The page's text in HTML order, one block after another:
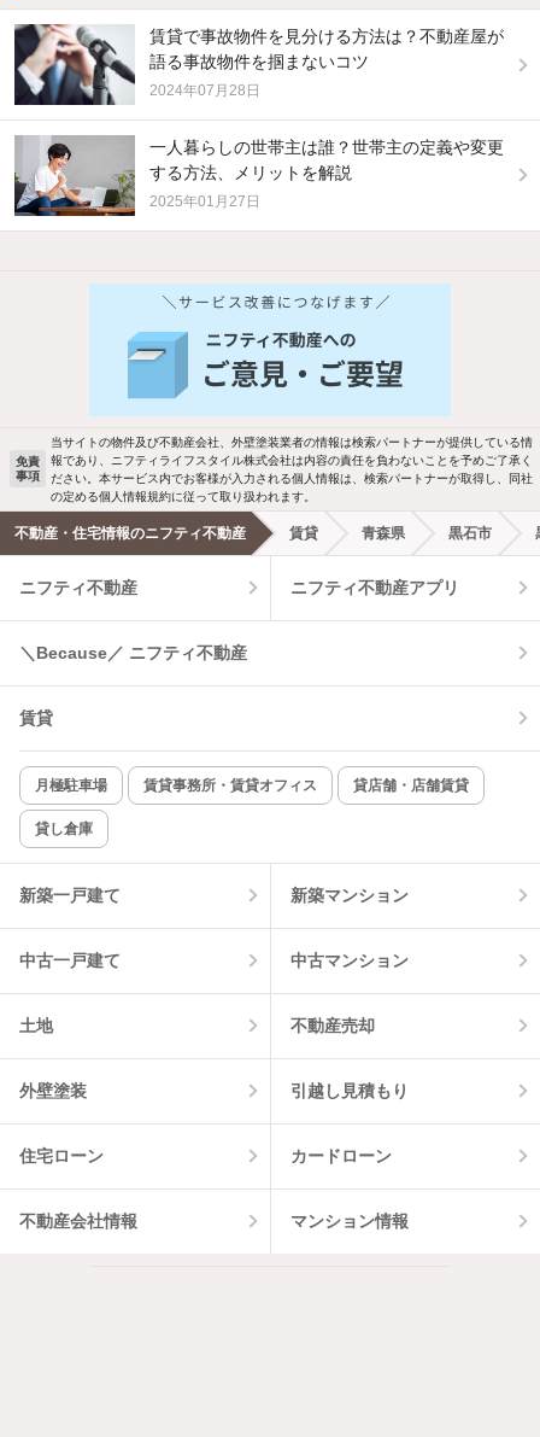
賃貸で事故物件を見分ける方法は？不動産屋が
語る事故物件を掴まないコツ
2024年07月28日
一人暮らしの世帯主は誰？世帯主の定義や変更
する方法、メリットを解説
2025年01月27日
他の人はこんな条件で絞り込んでいます！
バス・トイレ別 2階以上
駐車場あり ペット相談
洗濯機置場あり 独立洗面台
エアコンあり 都市ガス
温水洗浄便座 オートロック
コンロ2口以上
新着のみ インターネット無料
該当件数:
6
新着物件メール通知
検索中の条件の新着物件情報をいち早く
新着メール通知を受け取る
免責
事項
当サイトの物件及び不動産会社、外壁塗装業者の情報は検索パートナーが提供している情
報であり、ニフティライフスタイル株式会社は内容の責任を負わないことを予めご了承く
ださい。本サービス内でお客様が入力される個人情報は、検索パートナーが取得し、同社
の定める個人情報規約に従って取り扱われます。
不動産・住宅情報のニフティ不動産 賃貸 青森県 黒石市
ニフティ不動産 ニフティ不動産アプリ
＼Because／ ニフティ不動産
賃貸
月極駐車場 賃貸事務所・賃貸オフィス 貸店舗・店舗賃貸
貸し倉庫
新築一戸建て 新築マンション
中古一戸建て 中古マンション
土地 不動産売却
外壁塗装 引越し見積もり
住宅ローン カードローン
不動産会社情報 マンション情報